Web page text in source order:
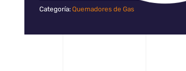
Categoría:Quemadores de Gas